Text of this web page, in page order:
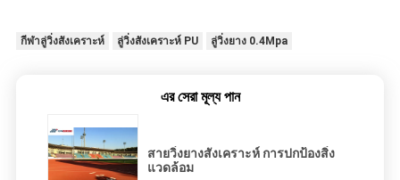
กีฬาลู่วิ่งสังเคราะห์ ลู่วิ่งสังเคราะห์ PU ลู่วิ่งยาง 0.4Mpa
এর সেরা মূল্য পান
สายวิ่งยางสังเคราะห์ การปกป้องสิ่ง
แวดล้อม